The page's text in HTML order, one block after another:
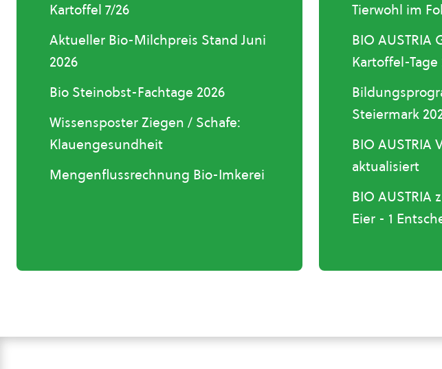
Kartoffel 7/26
Aktueller Bio-Milchpreis Stand Juni
2026
Bio Steinobst-Fachtage 2026
Wissensposter Ziegen / Schafe:
Klauengesundheit
Mengenflussrechnung Bio-Imkerei
Tierwohl im
BIO AUSTRIA
Kartoffel-Tage
Steiermark
BIO AUSTRIA
aktualisiert
BIO AUSTRIA
Eier - 1